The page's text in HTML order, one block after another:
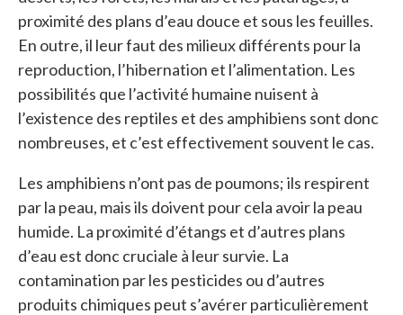
proximité des plans d’eau douce et sous les feuilles.
En outre, il leur faut des milieux différents pour la
reproduction, l’hibernation et l’alimentation. Les
possibilités que l’activité humaine nuisent à
l’existence des reptiles et des amphibiens sont donc
nombreuses, et c’est effectivement souvent le cas.
Les amphibiens n’ont pas de poumons; ils respirent
par la peau, mais ils doivent pour cela avoir la peau
humide. La proximité d’étangs et d’autres plans
d’eau est donc cruciale à leur survie. La
contamination par les pesticides ou d’autres
produits chimiques peut s’avérer particulièrement